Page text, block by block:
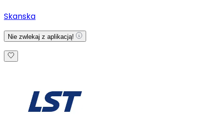
Skanska
Nie zwlekaj z aplikacją!